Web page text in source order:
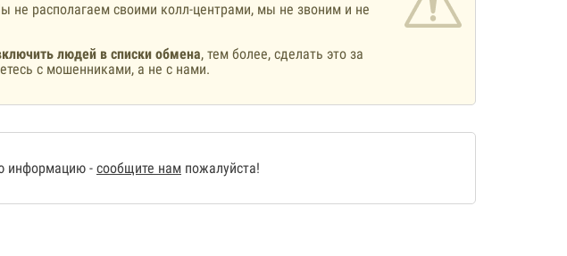
не располагаем своими колл-центрами, мы не звоним и не
людей в списки обмена, тем более, сделать это за
с мошенниками, а не с нами.
информацию - сообщите нам пожалуйста!